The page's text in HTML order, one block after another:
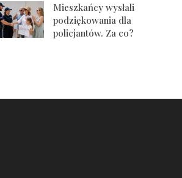
Mieszkańcy wysłali
podziękowania dla
policjantów. Za co?